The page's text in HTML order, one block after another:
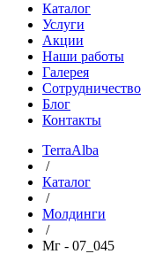
Каталог
Услуги
Акции
Наши работы
Галерея
Сотрудничество
Блог
Контакты
TerraAlba
/
Каталог
/
Молдинги
/
Мг - 07_045